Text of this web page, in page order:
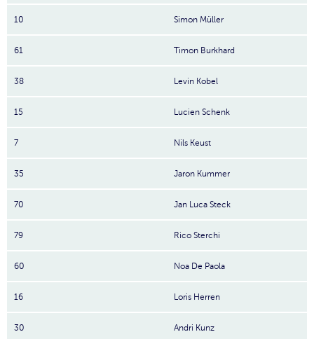
10 Simon Müller
61 Timon Burkhard
38 Levin Kobel
15 Lucien Schenk
7 Nils Keust
35 Jaron Kummer
70 Jan Luca Steck
79 Rico Sterchi
60 Noa De Paola
16 Loris Herren
30 Andri Kunz